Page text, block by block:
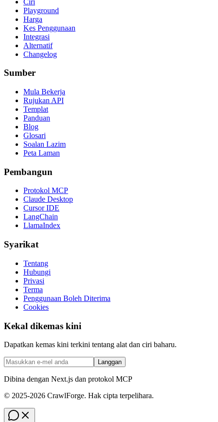
Playground
Harga
Kes Penggunaan
Integrasi
Alternatif
Changelog
Sumber
Mula Bekerja
Rujukan API
Templat
Panduan
Blog
Glosari
Soalan Lazim
Peta Laman
Pembangun
Protokol MCP
Claude Desktop
Cursor IDE
LangChain
LlamaIndex
Syarikat
Tentang
Hubungi
Privasi
Terma
Penggunaan Boleh Diterima
Cookies
Kekal dikemas kini
Dapatkan kemas kini terkini tentang alat dan ciri baharu.
Langgan
Dibina dengan Next.js dan protokol MCP
© 2025-2026 CrawlForge. Hak cipta terpelihara.